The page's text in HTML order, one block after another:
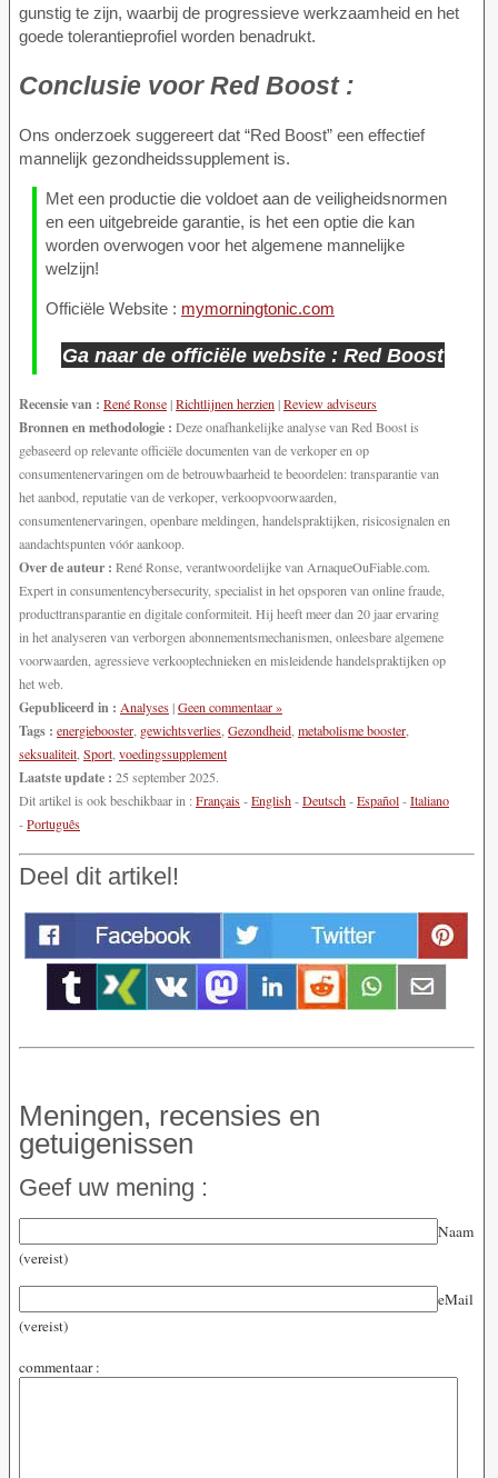
gunstig te zijn, waarbij de progressieve werkzaamheid en het
goede tolerantieprofiel worden benadrukt.
Conclusie voorRed Boost :
Ons onderzoek suggereert dat “Red Boost” een effectief
mannelijk gezondheidssupplement is.
Met een productie die voldoet aan de veiligheidsnormen
en een uitgebreide garantie, is het een optie die kan
worden overwogen voor het algemene mannelijke
welzijn!
Officiële Website : mymorningtonic.com
Ga naar de officiële website : Red Boost
Recensie van : René Ronse|Richtlijnen herzien|Review adviseurs
Bronnen en methodologie : Deze onafhankelijke analyse van Red Boost is
gebaseerd op relevante officiële documenten van de verkoper en op
consumentenervaringen om de betrouwbaarheid te beoordelen: transparantie van
het aanbod, reputatie van de verkoper, verkoopvoorwaarden,
consumentenervaringen, openbare meldingen, handelspraktijken, risicosignalen en
aandachtspunten vóór aankoop.
Over de auteur : René Ronse, verantwoordelijke van ArnaqueOuFiable.com.
Expert in consumentencybersecurity, specialist in het opsporen van online fraude,
producttransparantie en digitale conformiteit. Hij heeft meer dan 20 jaar ervaring
in het analyseren van verborgen abonnementsmechanismen, onleesbare algemene
voorwaarden, agressieve verkooptechnieken en misleidende handelspraktijken op
het web.
Gepubliceerd in : Analyses|Geen commentaar »
Tags : energiebooster gewichtsverlies Gezondheid metabolisme booster
seksualiteit Sport voedingssupplement
Laatste update : 25 september 2025.
Dit artikel is ook beschikbaar in :Français-English-Deutsch-Español-Italiano
-Português
Deel dit artikel!
Meningen, recensies en
getuigenissen
Geef uw mening :
Naam
(vereist)
eMail
(vereist)
commentaar :